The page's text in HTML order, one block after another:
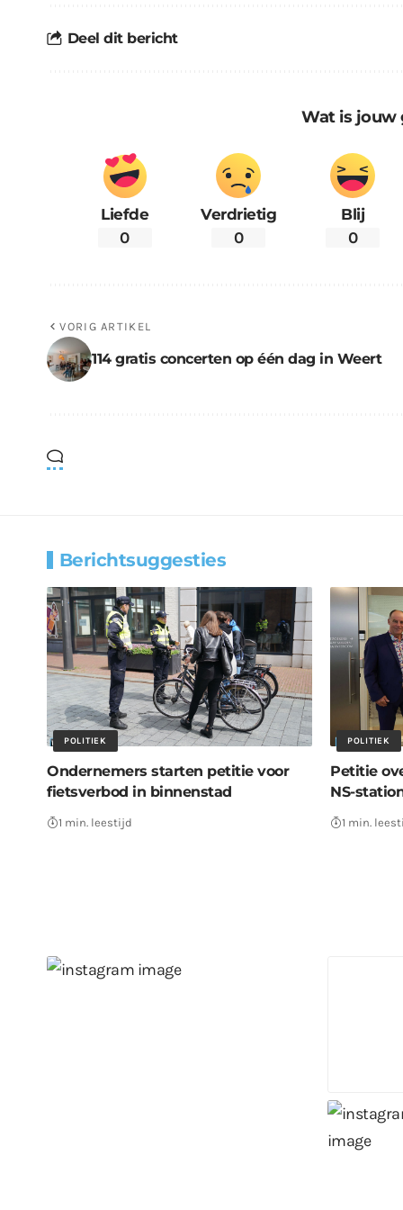
Deel dit bericht
Wat is jouw
Liefde
0
Verdrietig
0
Blij
0
VORIG ARTIKEL
114 gratis concerten op één dag in Weert
Berichtsuggesties
POLITIEK
Ondernemers starten petitie voor
fietsverbod in binnenstad
1 min. leestijd
POLITIEK
Petitie
NS-
1 min.